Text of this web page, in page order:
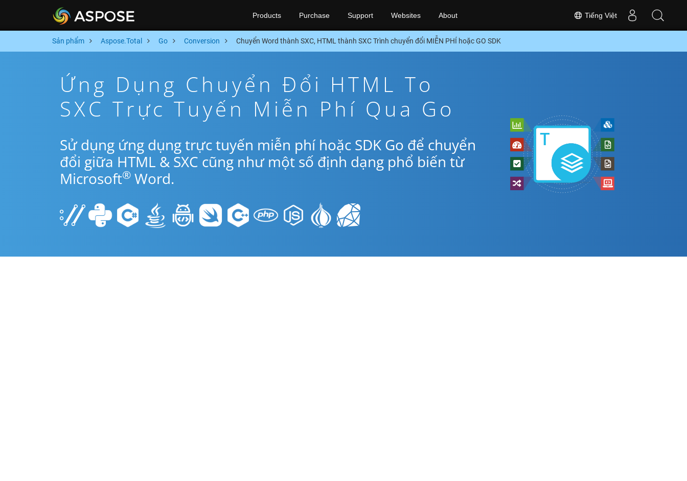
Tiếng Việt
Products Purchase Support Websites About
Sản phẩm Aspose.Total Go Conversion Chuyển Word thành SXC, HTML thành SXC Trình chuyển đổi MIỄN PHÍ hoặc GO SDK
Ứng Dụng Chuyển Đổi HTML To
SXC Trực Tuyến Miễn Phí Qua Go
Sử dụng ứng dụng trực tuyến miễn phí hoặc SDK Go để chuyển
đổi giữa HTML & SXC cũng như một số định dạng phổ biến từ
Microsoft® Word.